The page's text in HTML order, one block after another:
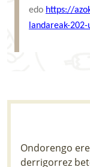
edo https://
landareak-
Ondorengo
derrigorrez